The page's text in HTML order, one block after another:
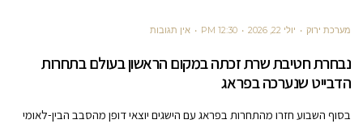
מערכת ירוק יולי 22, 2026 12:30 PM אין תגובות
נבחרת חטיבת שרת זכתה במקום הראשון בעולם בתחרות
הדבייט שנערכה בפראג
בסוף השבוע חזרו מהתחרות בפראג עם הישגים יוצאי דופן מהסבב הבין-לאומי